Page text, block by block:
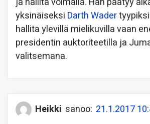
yksinäiseksi Darth Wader
hallita ylevillä mielikuvilla vaan
presidentin auktoriteetilla ja
valitsemana.
Heikki sanoo: 21.1.2017